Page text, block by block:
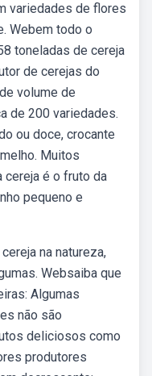
variedades de flores
Webem todo o
toneladas de cereja
de cerejas do
volume de
de 200 variedades.
ou doce, crocante
Muitos
cereja é o fruto da
pequeno e
na natureza,
Websaiba que
Algumas
não são
deliciosos como
produtores